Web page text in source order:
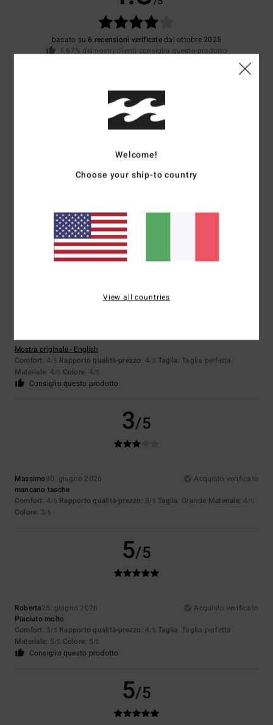
basato su 6 recensioni verificatedal ottobre 2025
Il 67% dei nostri clienti consiglia questo prodotto
Troppo grande
4 /5
Mostra originale - English
Comfort: 4/5 Rapporto qualità-prezzo: 4/5 Taglia: Taglia perfetta
Materiale: 4/5 Colore: 4/5
Consiglio questo prodotto
3/5
Massimo30. giugno 2026
Acquisto verificato
mancano tasche
Comfort: 4/5 Rapporto qualità-prezzo: 3/5 Taglia: Grande Materiale: 4 /5
Colore: 3/5
5/5
Roberta25. giugno 2026
Acquisto verificato
Piaciuto molto
Comfort: 5/5 Rapporto qualità-prezzo: 4/5 Taglia: Taglia perfetta
Materiale: 5/5 Colore: 5/5
Consiglio questo prodotto
5/5
Welcome!
Choose your ship-to country
View all countries